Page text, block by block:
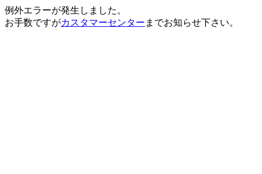
例外エラーが発生しました。
お手数ですがカスタマーセンター までお知らせ下さい。